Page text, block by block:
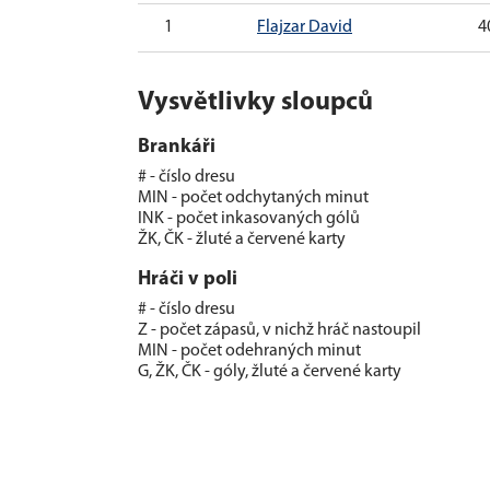
1 Flajzar David
Vysvětlivky sloupců
Brankáři
# - číslo dresu
MIN - počet odchytaných minut
INK - počet inkasovaných gólů
ŽK, ČK - žluté a červené karty
Hráči v poli
# - číslo dresu
Z - počet zápasů, v nichž hráč nastoupil
MIN - počet odehraných minut
G, ŽK, ČK - góly, žluté a červené karty